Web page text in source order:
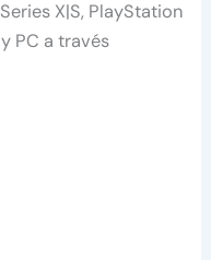
X|S, PlayStation
PC a través